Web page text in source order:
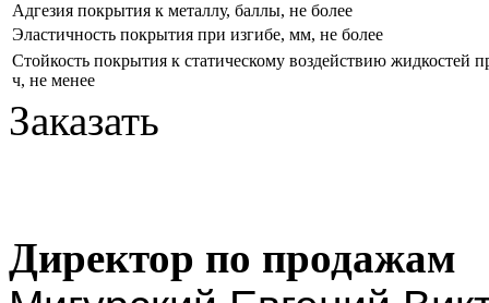
Адгезия покрытия к металлу, баллы, не более
Эластичность покрытия при изгибе, мм, не более
Стойкость покрытия к статическому воздействию жидкостей
ч, не менее
Заказать
Директор по продажам